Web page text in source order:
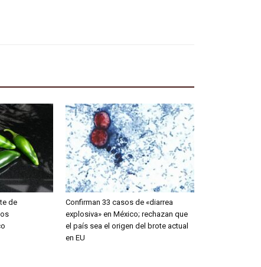
de
Confirman 33 casos de «diarrea
explosiva» en México; rechazan que
el país sea el origen del brote actual
en EU